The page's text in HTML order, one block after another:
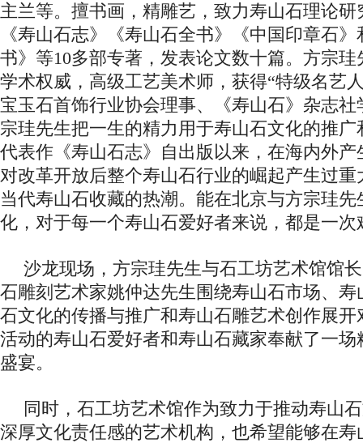
主兰等。擅书画，精雕艺，致力寿山石理论
《寿山石志》《寿山石全书》《中国印章石
书》等10多部专著，发表论文数十篇。方宗
学术权威，高级工艺美术师，获得“特级名艺
宝玉石首饰行业协会理事、《寿山石》杂志
宗珪先生把一生的精力用于寿山石文化的推
代表作《寿山石志》自出版以来，在海内外
对改革开放后整个寿山石行业的崛起产生过
当代寿山石收藏的热潮。能在北京与方宗珪
化，对于每一个寿山石爱好者来说，都是一次
沙龙现场，方宗珪先生与石工坊艺术馆馆
石雕刻艺术家姚仲达先生围绕寿山石市场、
石文化的传播与推广和寿山石雕艺术创作展
活动的寿山石爱好者和寿山石藏家奉献了一
盛宴。
同时，石工坊艺术馆作为致力于推动寿山
深厚文化责任感的艺术机构，也希望能够在